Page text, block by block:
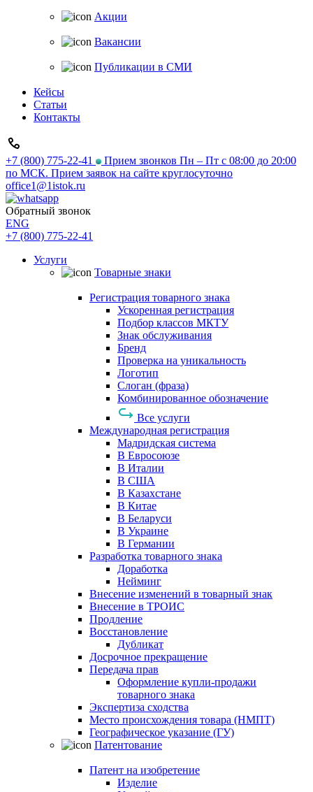
Акции
Вакансии
Публикации в СМИ
Кейсы
Статьи
Контакты
+7 (800) 775-22-41
Прием звонков Пн – Пт с 08:00 до 20:00
по МСК. Прием заявок на сайте круглосуточно
office1@1istok.ru
Обратный звонок
ENG
+7 (800) 775-22-41
Услуги
Товарные знаки
Регистрация товарного знака
Ускоренная регистрация
Подбор классов МКТУ
Знак обслуживания
Бренд
Проверка на уникальность
Логотип
Слоган (фраза)
Комбинированное обозначение
Все услуги
Международная регистрация
Мадридская система
В Евросоюзе
В Италии
В США
В Казахстане
В Китае
В Беларуси
В Украине
В Германии
Разработка товарного знака
Доработка
Нейминг
Внесение изменений в товарный знак
Внесение в ТРОИС
Продление
Восстановление
Дубликат
Досрочное прекращение
Передача прав
Оформление купли-продажи
товарного знака
Экспертиза сходства
Место происхождения товара (НМПТ)
Географическое указание (ГУ)
Патентование
Патент на изобретение
Изделие